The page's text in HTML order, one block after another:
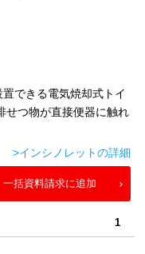
できる電気焼却式トイ
せつ物が直接便器に触れ
>インシノレットの詳細
一括資料請求に追加
1